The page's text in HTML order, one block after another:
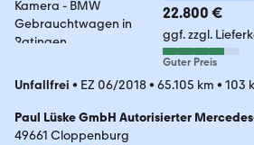
22.800 €
ggf. zzgl.
Guter Preis
Unfallfrei • EZ 06/2018• 65.105 km • 103
Paul Lüske GmbH Autorisierter
Service & Junge Sterne Verkauf
49661 Cloppenburg